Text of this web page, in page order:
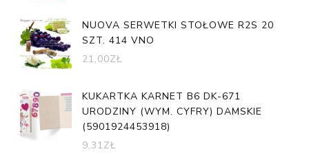
NUOVA SERWETKI STOŁOWE R2S 20
SZT. 414 VNO
21,00ZŁ
KUKARTKA KARNET B6 DK-671
URODZINY (WYM. CYFRY) DAMSKIE
(5901924453918)
9,31ZŁ